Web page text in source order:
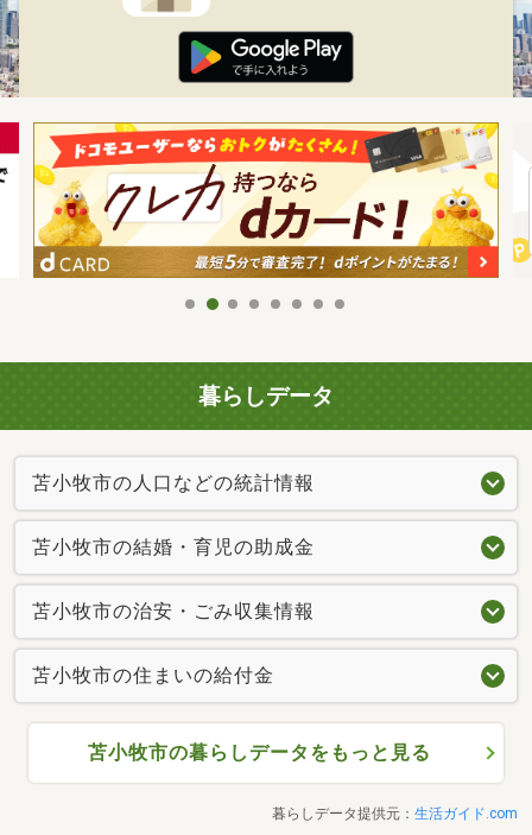
暮らしデータ
苫小牧市の人口などの統計情報
苫小牧市の結婚・育児の助成金
苫小牧市の治安・ごみ収集情報
苫小牧市の住まいの給付金
苫小牧市の暮らしデータをもっと見る
暮らしデータ提供元： 生活ガイド.com